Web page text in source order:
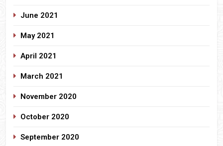
June 2021
May 2021
April 2021
March 2021
November 2020
October 2020
September 2020